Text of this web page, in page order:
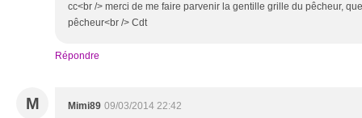
cc<br /> merci de me faire parvenir la gentille grille du pêcheur,
pêcheur<br /> Cdt
Répondre
M Mimi89 09/03/2014 22:42